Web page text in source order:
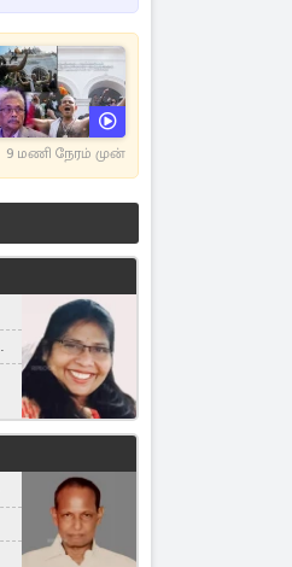
9 மணி நேரம் முன்